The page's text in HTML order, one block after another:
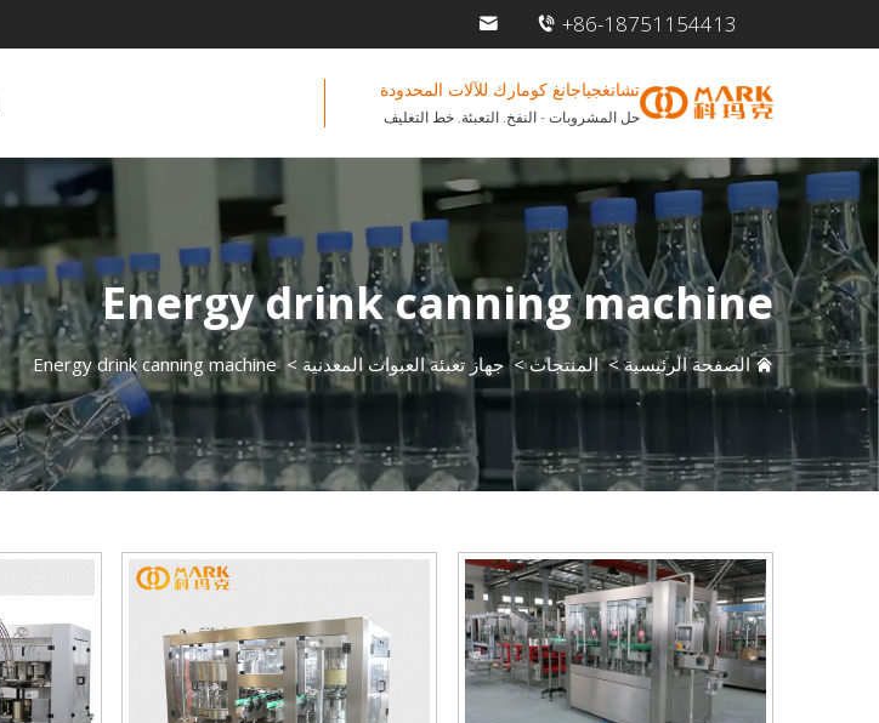
+86-18751154413
تشانغجياجانغ كومارك للآلات المحدودة
حل المشروبات - النفخ. التعبئة. خط التغليف
Energy drink canning machine
الصفحة الرئيسية>المنتجات>جهاز تعبئة العبوات المعدنية >
Energy drink canning machine